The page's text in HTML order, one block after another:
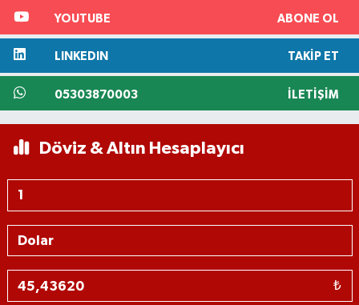
YOUTUBE ABONE OL
LINKEDIN TAKIP ET
05303870003 İLETIŞIM
Döviz & Altın Hesaplayıcı
₺